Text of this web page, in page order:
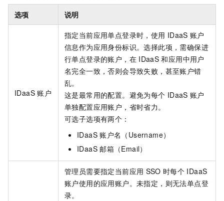
选项 说明
IDaaS 账户
指定当前应用单点登录时，使用 IDaaS 账户
信息作为应用身份标识。选择此项，需确保进
行单点登录的账户，在 IDaaS 和应用中用户
名完全一致，否则会导致失败，甚至账户错
乱。​
这是最常用的配置。避免为每个 IDaaS 账户
单独配置应用账户，省时省力。​
可选子选项有两个：
IDaaS 账户名（Username）
IDaaS 邮箱（Email）
管理员需要指定当前应用 SSO 时每个 IDaaS
账户使用的应用账户。未指定，则无法单点登
录。